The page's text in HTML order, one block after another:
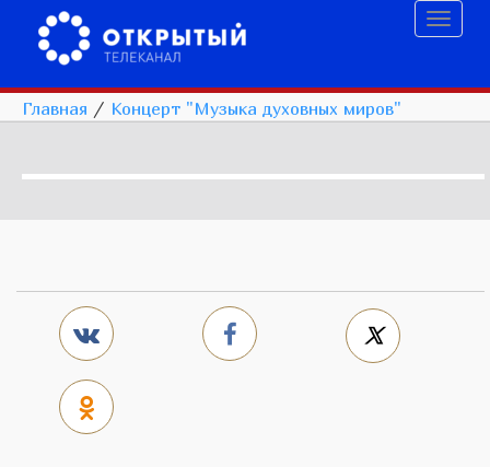
Главная / Концерт "Музыка духовных миров"